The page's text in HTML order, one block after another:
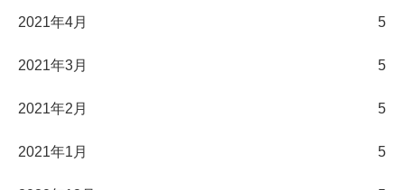
2021年4月 5
2021年3月 5
2021年2月 5
2021年1月 5